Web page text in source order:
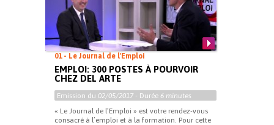
01 - Le Journal de l'Emploi
EMPLOI: 300 POSTES À POURVOIR
CHEZ DEL ARTE
Emission du 02/05/2017 - Durée 6 minutes
« Le Journal de l’Emploi » est votre rendez-vous
consacré à l’emploi et à la formation. Pour cette